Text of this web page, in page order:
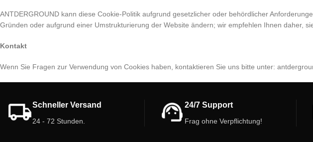
ANTDERGROUND kann diese Cookie-Politik aufgrund gesetzlicher oder behördlicher
Gründen oder aufgrund einer Umstrukturierung der Website ändern; wir empfehlen Ihnen daher,
Kontakt
Wenn Sie Fragen zur Verwendung von Cookies haben, kontaktieren Sie uns bitte unter:
Schneller Versand
24 - 72 Stunden.
24/7 Support
Frag ohne Verpflichtung!